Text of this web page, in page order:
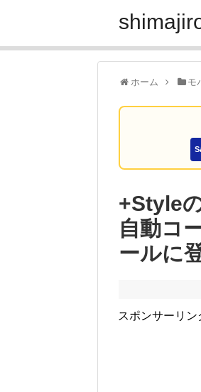
ホーム モ
+Style
自動コ
ールに
スポンサーリン